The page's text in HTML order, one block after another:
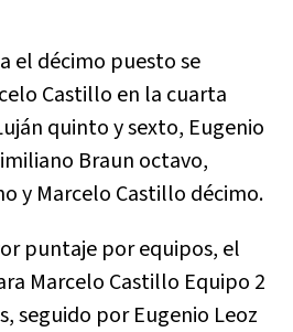
el décimo puesto se
Castillo en la cuarta
quinto y sexto, Eugenio
Braun octavo,
y Marcelo Castillo décimo.
puntaje por equipos, el
Marcelo Castillo Equipo 2
seguido por Eugenio Leoz